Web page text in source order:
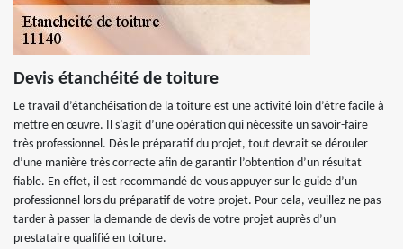
Devis étanchéité de toiture
Le travail d’étanchéisation de la toiture est une activité loin d’être facile à
mettre en œuvre. Il s’agit d’une opération qui nécessite un savoir-faire
très professionnel. Dès le préparatif du projet, tout devrait se dérouler
d’une manière très correcte afin de garantir l’obtention d’un résultat
fiable. En effet, il est recommandé de vous appuyer sur le guide d’un
professionnel lors du préparatif de votre projet. Pour cela, veuillez ne pas
tarder à passer la demande de devis de votre projet auprès d’un
prestataire qualifié en toiture.